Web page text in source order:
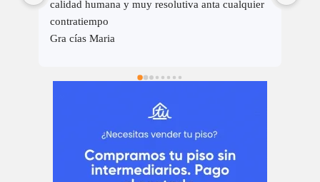
CORRECTAS